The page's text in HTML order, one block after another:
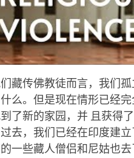
藏传佛教徒而言，我们
么。但是现在情形已经
了新的家园，并 且获得
去，我们已经在印度建
一些藏人僧侣和尼姑也